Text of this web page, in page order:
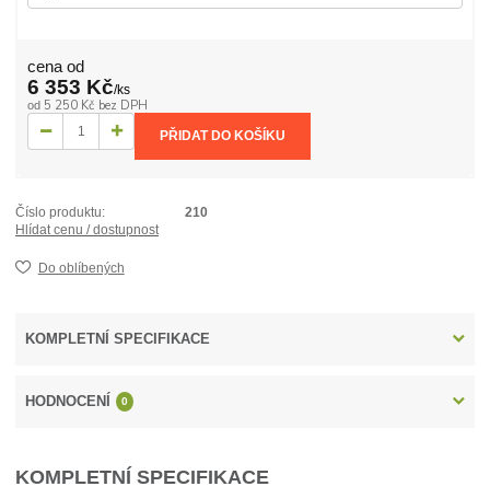
cena od
6 353 Kč/ks
od 5 250 Kč bez DPH
PŘIDAT DO KOŠÍKU
Číslo produktu:
210
Hlídat cenu / dostupnost
Do oblíbených
KOMPLETNÍ SPECIFIKACE
HODNOCENÍ 0
KOMPLETNÍ SPECIFIKACE